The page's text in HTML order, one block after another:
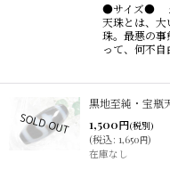
●サイズ●
天珠とは、大
珠。最悪の事
って、何不
黒地至純・宝瓶
1,500円(税別)
(税込: 1,650円)
在庫なし